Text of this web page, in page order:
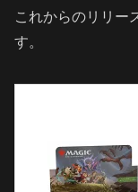
これからのリリー
す。